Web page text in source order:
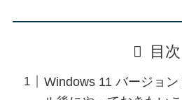
目次
Windows 11 バージョ